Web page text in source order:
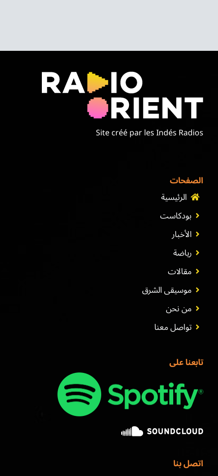
Site créé par les Indés Radios
الصفحات
الرئيسية
بودكاست
الأخبار
رياضة
مقالات
موسيقى الشرق
من نحن
تواصل معنا
تابعنا على
اتصل بنا